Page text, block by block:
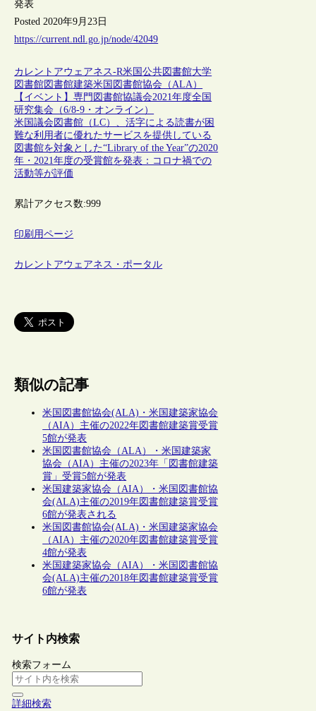
発表
Posted 2020年9月23日
https://current.ndl.go.jp/node/42049
カレントアウェアネス-R米国公共図書館大学
図書館図書館建築米国図書館協会（ALA）
【イベント】専門図書館協議会2021年度全国
研究集会（6/8-9・オンライン）
米国議会図書館（LC）、活字による読書が困
難な利用者に優れたサービスを提供している
図書館を対象とした“Library of the Year”の2020
年・2021年度の受賞館を発表：コロナ禍での
活動等が評価
累計アクセス数:999
印刷用ページ
カレントアウェアネス・ポータル
類似の記事
米国図書館協会(ALA)・米国建築家協会
（AIA）主催の2022年図書館建築賞受賞
5館が発表
米国図書館協会（ALA）・米国建築家
協会（AIA）主催の2023年「図書館建築
賞」受賞5館が発表
米国建築家協会（AIA）・米国図書館協
会(ALA)主催の2019年図書館建築賞受賞
6館が発表される
米国図書館協会(ALA)・米国建築家協会
（AIA）主催の2020年図書館建築賞受賞
4館が発表
米国建築家協会（AIA）・米国図書館協
会(ALA)主催の2018年図書館建築賞受賞
6館が発表
サイト内検索
検索フォーム
詳細検索